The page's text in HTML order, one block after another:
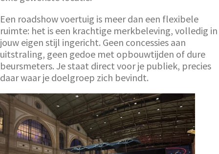
Een roadshow voertuig is meer dan een flexibele
ruimte: het is een krachtige merkbeleving, volledig in
jouw eigen stijl ingericht. Geen concessies aan
uitstraling, geen gedoe met opbouwtijden of dure
beursmeters. Je staat direct voor je publiek, precies
daar waar je doelgroep zich bevindt.